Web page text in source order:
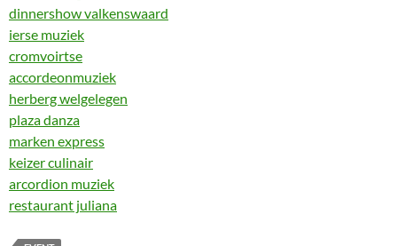
dinnershow valkenswaard
ierse muziek
cromvoirtse
accordeonmuziek
herberg welgelegen
plaza danza
marken express
keizer culinair
arcordion muziek
restaurant juliana